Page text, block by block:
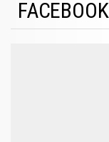
FACEBOOK